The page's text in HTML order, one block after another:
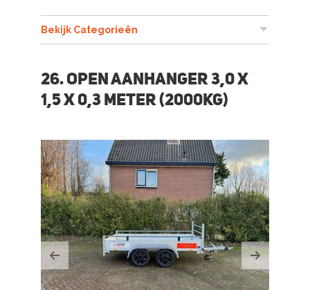
Bekijk Categorieën
26. Open aanhanger 3,0 x
1,5 x 0,3 meter (2000kg)
Previous Next